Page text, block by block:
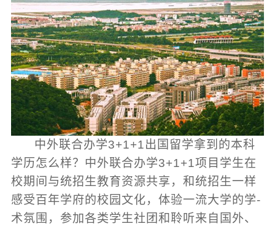
中外联合办学3+1+1出国留学拿到的本科
学历怎么样？中外联合办学3+1+1项目学生在
校期间与统招生教育资源共享，和统招生一样
感受百年学府的校园文化，体验一流大学的学-
术氛围，参加各类学生社团和聆听来自国外、